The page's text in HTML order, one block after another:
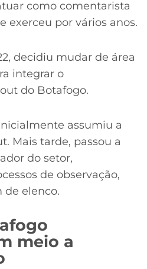
como comentarista
exerceu por vários anos.
decidiu mudar de área
integrar o
do Botafogo.
assumiu a
Mais tarde, passou a
do setor,
de observação,
de elenco.
meio a